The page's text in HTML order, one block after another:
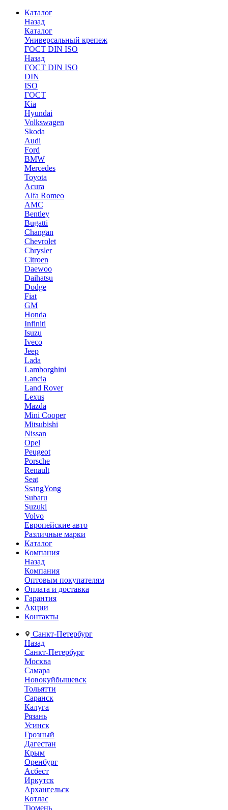
Каталог
Назад
Каталог
Универсальный крепеж
ГОСТ DIN ISO
Назад
ГОСТ DIN ISO
DIN
ISO
ГОСТ
Kia
Hyundai
Volkswagen
Skoda
Audi
Ford
BMW
Mercedes
Toyota
Acura
Alfa Romeo
AMC
Bentley
Bugatti
Changan
Chevrolet
Chrysler
Citroen
Daewoo
Daihatsu
Dodge
Fiat
GM
Honda
Infiniti
Isuzu
Iveco
Jeep
Lada
Lamborghini
Lancia
Land Rover
Lexus
Mazda
Mini Cooper
Mitsubishi
Nissan
Opel
Peugeot
Porsche
Renault
Seat
SsangYong
Subaru
Suzuki
Volvo
Европейские авто
Различные марки
Каталог
Компания
Назад
Компания
Оптовым покупателям
Оплата и доставка
Гарантия
Акции
Контакты
Санкт-Петербург
Назад
Санкт-Петербург
Москва
Самара
Новокуйбышевск
Тольятти
Саранск
Калуга
Рязань
Усинск
Грозный
Дагестан
Крым
Оренбург
Асбест
Иркутск
Архангельск
Котлас
Тюмень